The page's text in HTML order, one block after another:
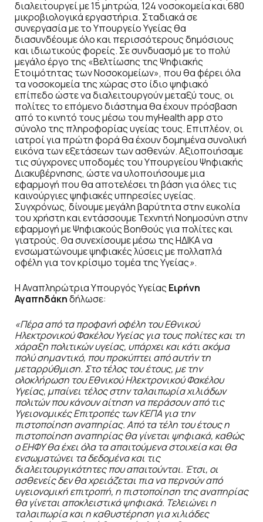
διαλειτουργεί με 15 μητρώα, 124 νοσοκομεία και 680
μικροβιολογικά εργαστήρια. Σταδιακά σε
συνεργασία με το Υπουργείο Υγείας θα
διασυνδέουμε όλο και περισσότερους δημόσιους
και ιδιωτικούς φορείς. Σε συνδυασμό με το πολύ
μεγάλο έργο της «Βελτίωσης της Ψηφιακής
Ετοιμότητας των Νοσοκομείων», που θα φέρει όλα
τα νοσοκομεία της χώρας στο ίδιο ψηφιακό
επίπεδο ώστε να διαλειτουργούν μεταξύ τους, οι
πολίτες το επόμενο διάστημα θα έχουν πρόσβαση
από το κινητό τους μέσω του myHealth app στο
σύνολο της πληροφορίας υγείας τους. Επιπλέον, οι
ιατροί για πρώτη φορά θα έχουν δομημένα συνολική
εικόνα των εξετάσεων των ασθενών. Αξιοποιήσαμε
τις σύγχρονες υποδομές του Υπουργείου Ψηφιακής
Διακυβέρνησης, ώστε να υλοποιήσουμε μια
εφαρμογή που θα αποτελέσει τη βάση για όλες τις
καινούργιες ψηφιακές υπηρεσίες υγείας.
Συγχρόνως, δίνουμε μεγάλη βαρύτητα στην ευκολία
του χρήστη και εντάσσουμε Τεχνητή Νοημοσύνη στην
εφαρμογή με Ψηφιακούς Βοηθούς για πολίτες και
γιατρούς. Θα συνεχίσουμε μέσω της ΗΔΙΚΑ να
ενσωματώνουμε ψηφιακές λύσεις με πολλαπλά
οφέλη για τον κρίσιμο τομέα της Υγείας».
Η Αναπληρώτρια Υπουργός Υγείας Ειρήνη
Αγαπηδάκηδήλωσε:
«Πέρα από τα προφανή οφέλη του Εθνικού
Ηλεκτρονικού Φακέλου Υγείας για τους πολίτες και τη
χάραξη πολιτικών υγείας, υπάρχει και κάτι ακόμα
πολύ σημαντικό, που προκύπτει από αυτήν τη
μεταρρύθμιση. Στο τέλος του έτους, με την
ολοκλήρωση του Εθνικού Ηλεκτρονικού Φακέλου
Υγείας, μπαίνει τέλος στην ταλαιπωρία χιλιάδων
πολιτών που κάνουν αίτηση να περάσουν από τις
Υγειονομικές Επιτροπές των ΚΕΠΑ για την
πιστοποίηση αναπηρίας. Από τα τέλη του έτους η
πιστοποίηση αναπηρίας θα γίνεται ψηφιακά, καθώς
ο ΕΗΦΥ θα έχει όλα τα απαιτούμενα στοιχεία και θα
ενσωματώνει τα δεδομένα και τις
διαλειτουργικότητες που απαιτούνται. Έτσι, οι
ασθενείς δεν θα χρειάζεται πια να περνούν από
υγειονομική επιτροπή, η πιστοποίηση της αναπηρίας
θα γίνεται αποκλειστικά ψηφιακά. Τελειώνει η
ταλαιπωρία και η καθυστέρηση για χιλιάδες